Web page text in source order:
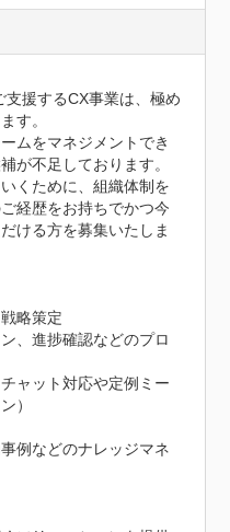
支援するCX事業は、極め
す。
ムをマネジメントでき
が不足しております。
くために、組織体制を
経歴をお持ちでかつ今
ける方を募集いたしま
略策定
、進捗確認などのプロ
ャット対応や定例ミー
）
例などのナレッジマネ